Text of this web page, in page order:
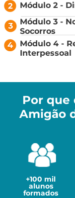
Módulo 2 -
Módulo 3 -
Socorros
Módulo 4 -
Interpessoal
Por que
Amigão
+100 mil
alunos
formados